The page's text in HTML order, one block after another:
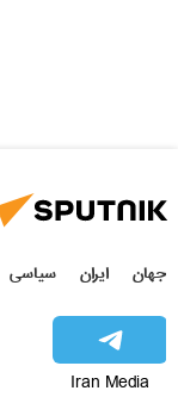
جهان ایران سیاسی
Iran Media